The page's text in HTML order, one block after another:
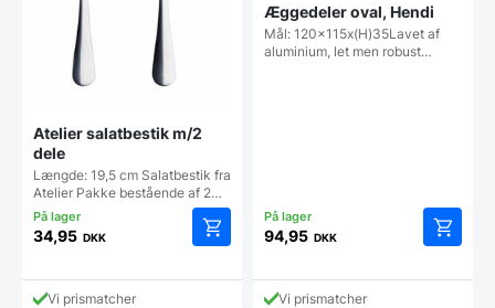
Atelier salatbestik m/2
dele
Længde: 19,5 cm Salatbestik fra
Atelier Pakke bestående af 2…
34,95 DKK
Vi prismatcher
Æggedeler oval, Hendi
Mål: 120x115x(H)35Lavet af
aluminium, let men robust…
94,95 DKK
Vi prismatcher